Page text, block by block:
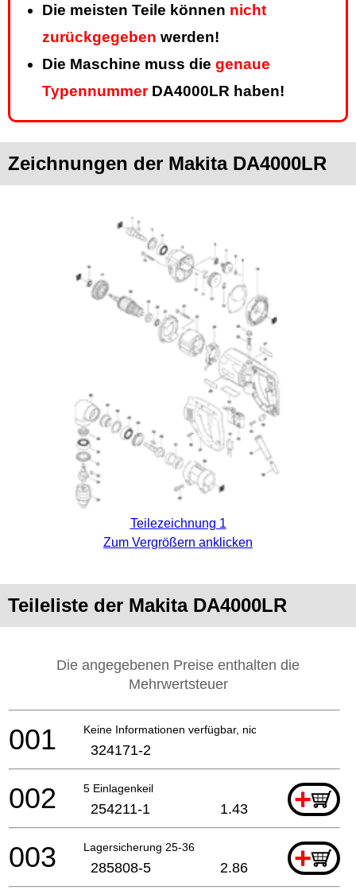
Die meisten Teile können nicht
zurückgegeben werden!
Die Maschine muss die genaue
TypennummerDA4000LR haben!
Zeichnungen der Makita DA4000LR
Teilezeichnung 1
Zum Vergrößern anklicken
Teileliste der Makita DA4000LR
Die angegebenen Preise enthalten die
Mehrwertsteuer
Keine Informationen verfügbar, nicht bestellbar
001 324171-2
5 Einlagenkeil +
002 254211-1 1.43
Lagersicherung 25-36 +
003 285808-5 2.86